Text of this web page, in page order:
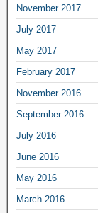
November 2017
July 2017
May 2017
February 2017
November 2016
September 2016
July 2016
June 2016
May 2016
March 2016